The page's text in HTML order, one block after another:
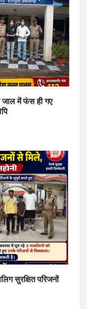
में फंस ही गए
सुरक्षित परिजनों